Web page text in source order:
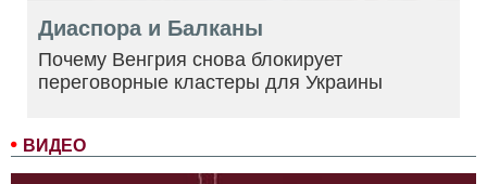
ВИДЕО
Диаспора и Балканы
Почему Венгрия снова блокирует
переговорные кластеры для Украины